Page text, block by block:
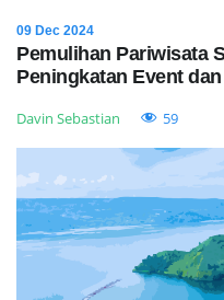
09 Dec 2024
Pemulihan Pariwisata
Peningkatan Event
Davin Sebastian 59